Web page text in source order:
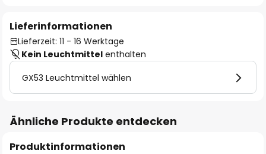
Lieferinformationen
Lieferzeit: 11 - 16 Werktage
Kein Leuchtmittel enthalten
GX53 Leuchtmittel wählen
Ähnliche Produkte entdecken
Produktinformationen